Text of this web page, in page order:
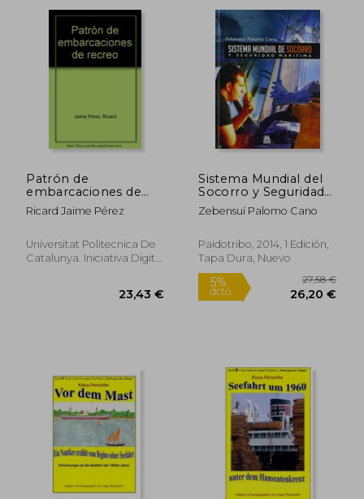
5%
dcto.
5%
dcto.
dcto. 65,47 €
5%
dcto.
Patrón de
embarcaciones de
recreo (Col.lecció
Nàutica)
Ricard Jaime Pérez
Universitat Politecnica De
Catalunya. Iniciativa Digital
Sistema Mundial del
Socorro y Seguridad
Maritima
Zebensuí Palomo Cano
Paidotribo, 2014, 1 Edición,
Tapa Dura, Nuevo